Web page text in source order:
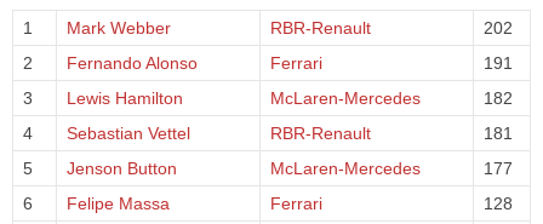
1 Mark Webber RBR-Renault
202
2
Fernando Alonso Ferrari
191
3
Lewis Hamilton McLaren-Mercedes
182
4
Sebastian Vettel RBR-Renault
181
5
Jenson Button McLaren-Mercedes
177
6
Felipe Massa Ferrari
128